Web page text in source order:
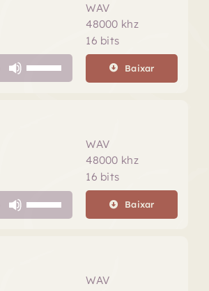
para
aumentar
ou
WAV
48000 khz
16 bits
para
aumentar
ou
Baixar
WAV
48000 khz
16 bits
Baixar
WAV